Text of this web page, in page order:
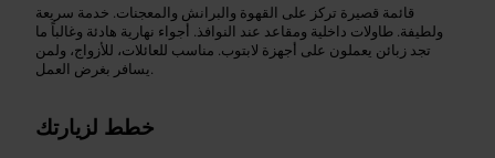
قائمة قصيرة تركز على القهوة والبرانش والمعجنات. خدمة سريعة
ولطيفة. طاولات داخلية ومقاعد عند النوافذ. أجواء نهارية هادئة وغالباً ما
تجد زبائن يعملون على أجهزة لابتوب. مناسب للعائلات، للأزواج، ولمن
يسافر بغرض العمل.
خطط لزيارتك